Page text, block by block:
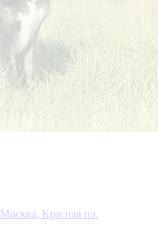
Москва, Красная пл.